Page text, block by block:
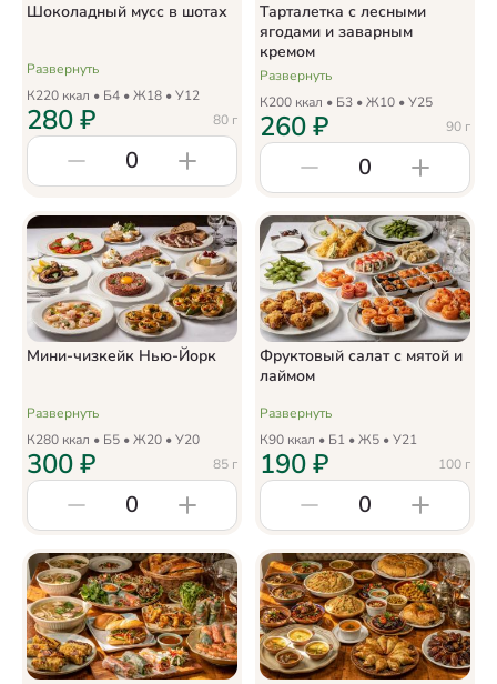
Шоколадный мусс в шотах
Развернуть
К220 ккал • Б4 • Ж18 • У12
80 г
280₽
0
Тарталетка с лесными
ягодами и заварным
кремом
Развернуть
К200 ккал • Б3 • Ж10 • У25
90 г
260₽
0
Мини-чизкейк Нью-Йорк
Развернуть
К280 ккал • Б5 • Ж20 • У20
85 г
300₽
0
Фруктовый салат с мятой и
лаймом
Развернуть
К90 ккал • Б1 • Ж5 • У21
100 г
190₽
0